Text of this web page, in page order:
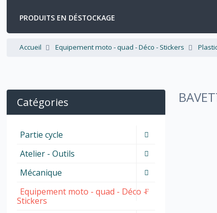
PRODUITS EN DÉSTOCKAGE
Accueil Equipement moto - quad - Déco - Stickers
Catégories
Partie cycle
Atelier - Outils
Mécanique
Equipement moto - quad - Déco -
Stickers